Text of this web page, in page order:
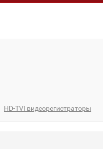
HD-TVI видеорегистраторы